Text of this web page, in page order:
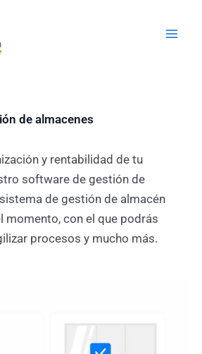
de almacenes
y rentabilidad de tu
software de gestión de
de gestión de almacén
momento, con el que podrás
procesos y mucho más.